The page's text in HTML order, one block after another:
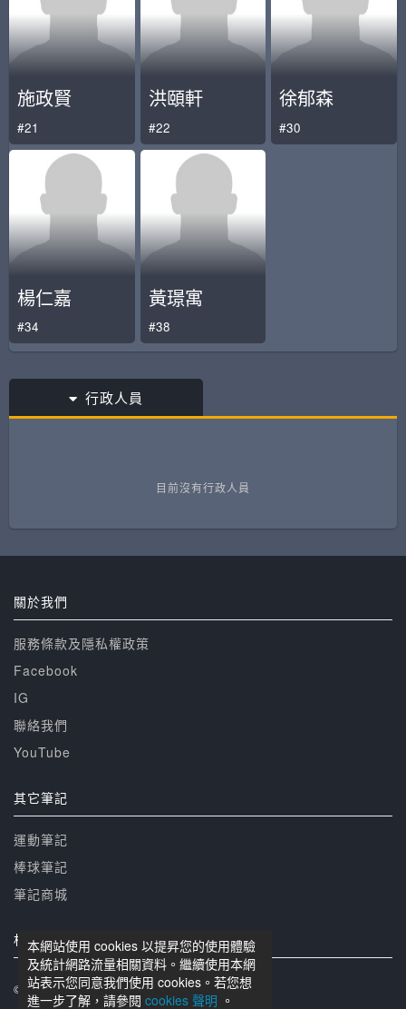
施政賢
#21
洪頤軒
#22
徐郁森
#30
楊仁嘉
#34
黃璟寓
#38
行政人員
目前沒有行政人員
本網站使用 cookies 以提昇您的使用體驗
及統計網路流量相關資料。繼續使用本網
站表示您同意我們使用 cookies。若您想
進一步了解，請參閱 cookies 聲明 。
關於我們
服務條款及隱私權政策
Facebook
IG
聯絡我們
YouTube
其它筆記
運動筆記
棒球筆記
筆記商城
相關網站
© 籃球筆記 版權所有